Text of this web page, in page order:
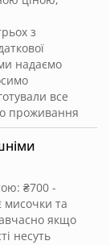
₴700 -
мисочки та
якщо
несуть
з
надаємо
все
проживання